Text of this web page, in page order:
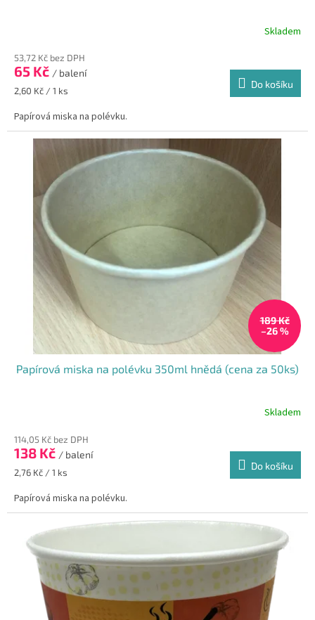
Skladem
53,72 Kč bez DPH
65 Kč / balení
Měrná
2,60 Kč / 1 ks
Do košíku
Papírová miska na polévku.
189 Kč
–26 %
Papírová miska na polévku 350ml hnědá (cena za 50ks)
Skladem
114,05 Kč bez DPH
138 Kč / balení
Měrná
2,76 Kč / 1 ks
Do košíku
Papírová miska na polévku.